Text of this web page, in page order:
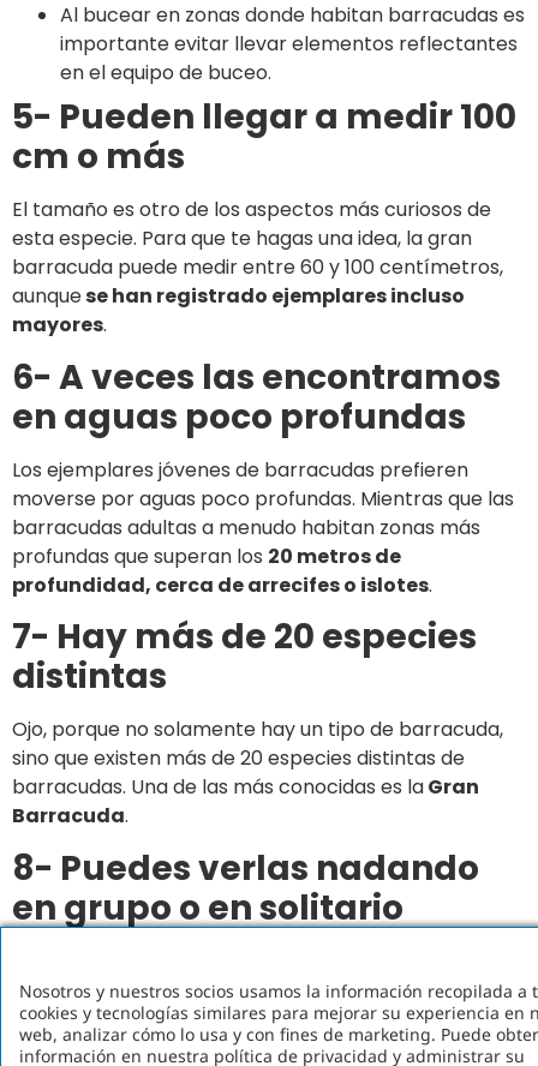
Al bucear en zonas donde habitan barracudas es
importante evitar llevar elementos reflectantes
en el equipo de buceo.
5- Pueden llegar a medir 100
cm o más
El tamaño es otro de los aspectos más curiosos de
esta especie. Para que te hagas una idea, la gran
barracuda puede medir entre 60 y 100 centímetros,
aunquese han registrado ejemplares incluso
mayores.
6- A veces las encontramos
en aguas poco profundas
Los ejemplares jóvenes de barracudas prefieren
moverse por aguas poco profundas. Mientras que las
barracudas adultas a menudo habitan zonas más
profundas que superan los 20 metros de
profundidad, cerca de arrecifes o islotes.
7- Hay más de 20 especies
distintas
Ojo, porque no solamente hay un tipo de barracuda,
sino que existen más de 20 especies distintas de
barracudas. Una de las más conocidas es laGran
Barracuda.
8- Puedes verlas nadando
en grupo o en solitario
forma solitaria. La realidad es que depende de la
especie.
Nosotros y nuestros socios usamos la información recopilada a
cookies y tecnologías similares para mejorar su experiencia en
web, analizar cómo lo usa y con fines de marketing. Puede
información en nuestra política de privacidad y administrar su